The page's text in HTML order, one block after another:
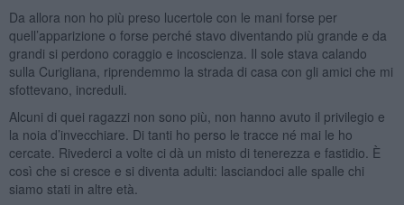
Da allora non ho più preso lucertole con le mani forse per
quell’apparizione o forse perché stavo diventando più grande e da
grandi si perdono coraggio e incoscienza. Il sole stava calando
sulla Curigliana, riprendemmo la strada di casa con gli amici che mi
sfottevano, increduli.
Alcuni di quei ragazzi non sono più, non hanno avuto il privilegio e
la noia d’invecchiare. Di tanti ho perso le tracce né mai le ho
cercate. Rivederci a volte ci dà un misto di tenerezza e fastidio. È
così che si cresce e si diventa adulti: lasciandoci alle spalle chi
siamo stati in altre età.